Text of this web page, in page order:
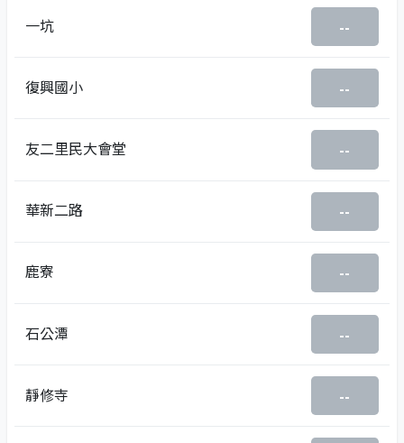
一坑 --
復興國小 --
友二里民大會堂 --
華新二路 --
鹿寮 --
石公潭 --
靜修寺 --